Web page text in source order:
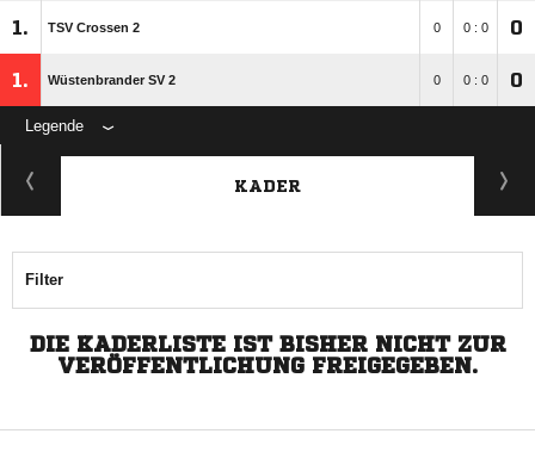
1. TSV Crossen 2 0 0 : 0 0
1. Wüstenbrander SV 2 0 0 : 0 0
Legende
KADER
Filter
DIE KADERLISTE IST BISHER NICHT ZUR
VERÖFFENTLICHUNG FREIGEGEBEN.